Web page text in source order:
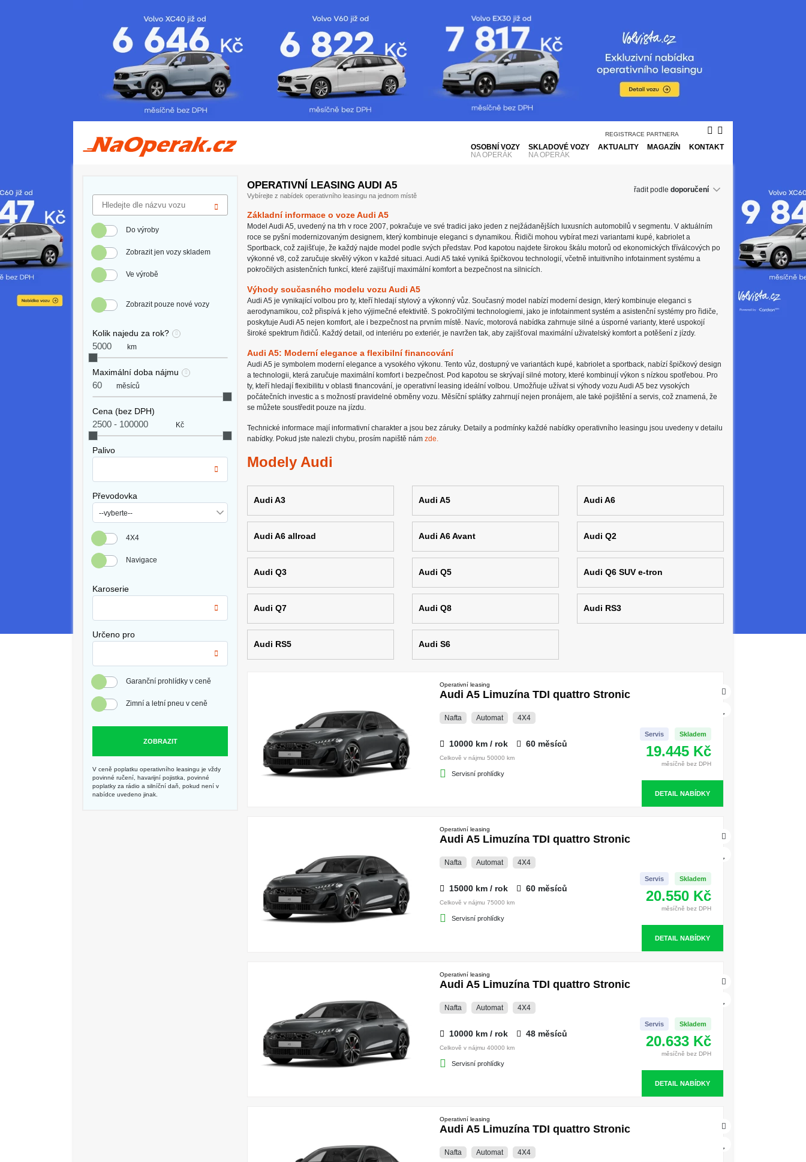
Operativní leasing Audi A5
OSOBNÍ VOZY
NA OPERÁK
SKLADOVÉ VOZY
NA OPERÁK
AKTUALITY MAGAZÍN KONTAKT
REGISTRACE PARTNERA
Do výroby
Zobrazit jen vozy skladem
Ve výrobě
Zobrazit pouze nové vozy
Kolik najedu za rok?
km
Maximální doba nájmu
měsíců
Cena (bez DPH)
Kč
Palivo
Převodovka
4X4
Navigace
Karoserie
Určeno pro
Garanční prohlídky v ceně
Zimní a letní pneu v ceně
ZOBRAZIT
V ceně poplatku operativního leasingu je vždy
povinné ručení, havarijní pojistka, povinné
poplatky za rádio a silníční daň, pokud není v
nabídce uvedeno jinak.
OPERATIVNÍ LEASING AUDI A5
Vybírejte z nabídek operativního leasingu na jednom místě
řadit podle
Základní informace o voze Audi A5
Model Audi A5, uvedený na trh v roce 2007, pokračuje ve své tradici jako jeden z nejžádanějších luxusních automobilů v segmentu. V aktuálním
roce se pyšní modernizovaným designem, který kombinuje eleganci s dynamikou. Řidiči mohou vybírat mezi variantami kupé, kabriolet a
Sportback, což zajišťuje, že každý najde model podle svých představ. Pod kapotou najdete širokou škálu motorů od ekonomických tříválcových po
výkonné v8, což zaručuje skvělý výkon v každé situaci. Audi A5 také vyniká špičkovou technologií, včetně intuitivního infotainment systému a
pokročilých asistenčních funkcí, které zajišťují maximální komfort a bezpečnost na silnicích.
Výhody současného modelu vozu Audi A5
Audi A5 je vynikající volbou pro ty, kteří hledají stylový a výkonný vůz. Současný model nabízí moderní design, který kombinuje eleganci s
aerodynamikou, což přispívá k jeho výjimečné efektivitě. S pokročilými technologiemi, jako je infotainment systém a asistenční systémy pro řidiče,
poskytuje Audi A5 nejen komfort, ale i bezpečnost na prvním místě. Navíc, motorová nabídka zahrnuje silné a úsporné varianty, které uspokojí
široké spektrum řidičů. Každý detail, od interiéru po exteriér, je navržen tak, aby zajišťoval maximální uživatelský komfort a potěšení z jízdy.
Audi A5: Moderní elegance a flexibilní financování
Audi A5 je symbolem moderní elegance a vysokého výkonu. Tento vůz, dostupný ve variantách kupé, kabriolet a sportback, nabízí špičkový design
a technologii, která zaručuje maximální komfort i bezpečnost. Pod kapotou se skrývají silné motory, které kombinují výkon s nízkou spotřebou. Pro
ty, kteří hledají flexibilitu v oblasti financování, je operativní leasing ideální volbou. Umožňuje užívat si výhody vozu Audi A5 bez vysokých
počátečních investic a s možností pravidelné obměny vozu. Měsíční splátky zahrnují nejen pronájem, ale také pojištění a servis, což znamená, že
se můžete soustředit pouze na jízdu.
Technické informace mají informativní charakter a jsou bez záruky. Detaily a podmínky každé nabídky operativního leasingu jsou uvedeny v detailu
nabídky. Pokud jste nalezli chybu, prosím napiště nám zde.
Modely Audi
Audi A3 Audi A5 Audi A6
Audi A6 allroad Audi A6 Avant Audi Q2
Audi Q3 Audi Q5 Audi Q6 SUV e-tron
Audi Q7 Audi Q8 Audi RS3
Audi RS5 Audi S6
Operativní leasing
Audi A5 Limuzína TDI quattro Stronic
Nafta Automat 4X4
10000 km / rok 60 měsíců
Celkově v nájmu 50000 km
Servisní prohlídky
Skladem
Servis
19.445 Kč
měsíčně bez DPH
DETAIL NABÍDKY
Operativní leasing
Audi A5 Limuzína TDI quattro Stronic
Nafta Automat 4X4
15000 km / rok 60 měsíců
Celkově v nájmu 75000 km
Servisní prohlídky
Skladem
Servis
20.550 Kč
měsíčně bez DPH
DETAIL NABÍDKY
Operativní leasing
Audi A5 Limuzína TDI quattro Stronic
Nafta Automat 4X4
10000 km / rok 48 měsíců
Celkově v nájmu 40000 km
Servisní prohlídky
Skladem
Servis
20.633 Kč
měsíčně bez DPH
DETAIL NABÍDKY
Operativní leasing
Audi A5 Limuzína TDI quattro Stronic
Nafta Automat 4X4